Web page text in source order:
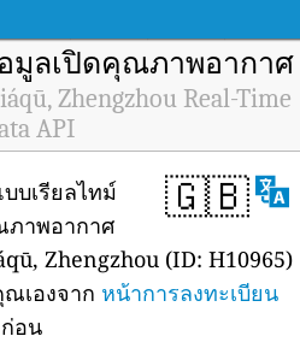
มูลเปิดคุณภาพอากาศ
Zhengzhou Real-Time
API
🇬🇧
บเรียลไทม์
ภาพอากาศ
Zhengzhou (ID: H10965)
เองจาก หน้าการลงทะเบียน
ก่อน